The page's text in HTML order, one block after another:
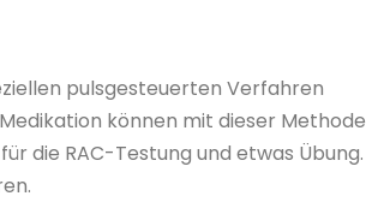
pulsgesteuerten Verfahren
können mit dieser Methode
die RAC-Testung und etwas Übung.